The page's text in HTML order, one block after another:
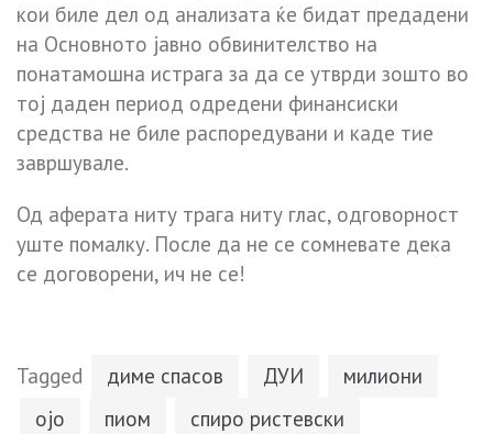
кои биле дел од анализата ќе бидат предадени
на Основното јавно обвинителство на
понатамошна истрага за да се утврди зошто во
тој даден период одредени финансиски
средства не биле распоредувани и каде тие
завршувале.
Од аферата ниту трага ниту глас, одговорност
уште помалку. После да не се сомневате дека
се договорени, ич не се!
Tagged диме спасов ДУИ
милиони
ојо
пиом
спиро ристевски